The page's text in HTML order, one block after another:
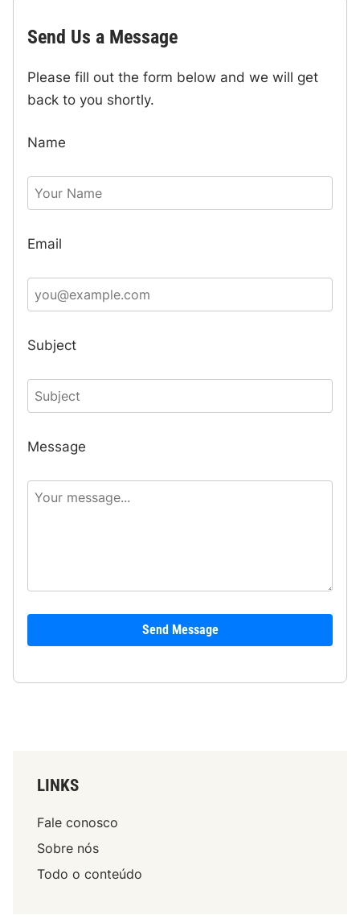
Send Us a Message
Please fill out the form below and we will get
back to you shortly.
Name
Email
Subject
Message
Send Message
LINKS
Fale conosco
Sobre nós
Todo o conteúdo